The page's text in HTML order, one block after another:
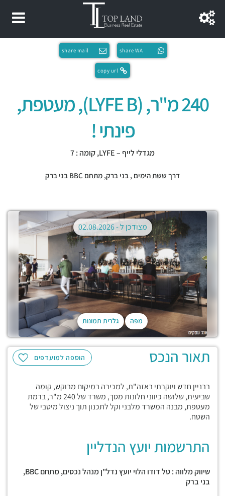
share WA
share mail
copy url
240 מ"ר, (LYFE B), מעטפת,
פינתי !
מגדלי לייף – LYFE, קומה : 7
דרך ששת הימים , בני ברק, מתחם BBC בני ברק
מפה גלרית תמונות
מצודכן ל -02.08.2026
הוספה למועדפים תאור הנכס
בבניין חדש ויוקרתי באזה"ת, למכירה במיקום מבוקש, קומה
שביעית, שלושה כיווני חלונות מסך, משרד של 240 מ"ר, ברמת
מעטפת, מבנה המשרד מלבני וקל לתכנון תוך ניצול מיטבי של
השטח.
התרשמות יועץ הנדליין
שיווק מלווה : טל דודו הלוי יועץ נדל"ן מנהל נכסים, מתחם
בני ברק